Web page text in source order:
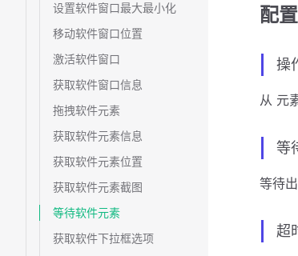
设置软件窗口最大最小化
移动软件窗口位置
激活软件窗口
获取软件窗口信息
拖拽软件元素
获取软件元素信息
获取软件元素位置
获取软件元素截图
等待软件元素
获取软件下拉框选项
配
操
从 元
等
等待
超